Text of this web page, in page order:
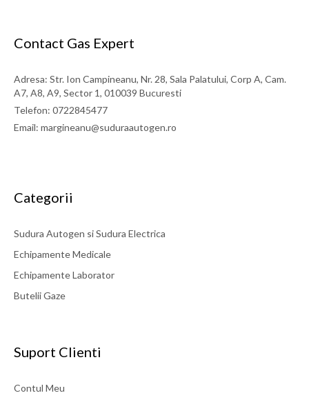
Contact Gas Expert
Adresa: Str. Ion Campineanu, Nr. 28, Sala Palatului, Corp A, Cam.
A7, A8, A9, Sector 1, 010039 Bucuresti
Telefon: 0722845477
Email: margineanu@suduraautogen.ro
Categorii
Sudura Autogen si Sudura Electrica
Echipamente Medicale
Echipamente Laborator
Butelii Gaze
Suport Clienti
Contul Meu